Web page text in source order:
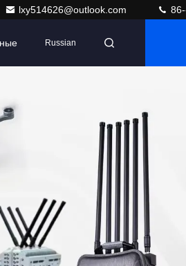
lxy514626@outlook.com
Russian